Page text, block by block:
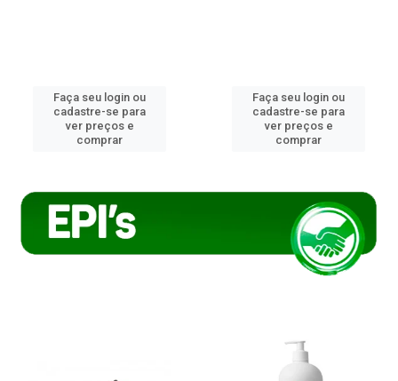
Faça seu login ou
cadastre-se para
ver preços e
comprar
Faça seu login ou
cadastre-se para
ver preços e
comprar